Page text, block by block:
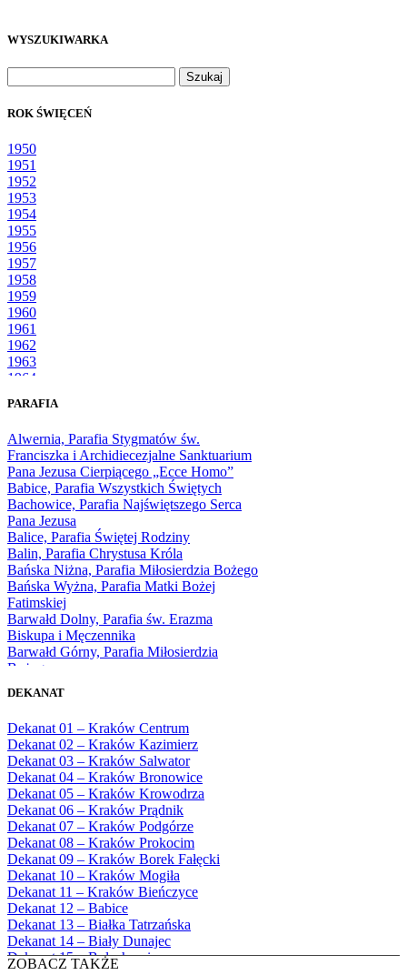
WYSZUKIWARKA
ROK ŚWIĘCEŃ
1950
1951
1952
1953
1954
1955
1956
1957
1958
1959
1960
1961
1962
1963
1964
1966
1968
1969
1970
1971
1972
1973
1974
1975
1976
1977
1978
1979
1980
1981
1983
1985
1986
1987
1988
1989
1990
1991
1992
1993
1994
1995
1996
1997
1998
1999
2000
PARAFIA
Alwernia, Parafia Stygmatów św.
Franciszka i Archidiecezjalne Sanktuarium
Pana Jezusa Cierpiącego „Ecce Homo”
Babice, Parafia Wszystkich Świętych
Bachowice, Parafia Najświętszego Serca
Pana Jezusa
Balice, Parafia Świętej Rodziny
Balin, Parafia Chrystusa Króla
Bańska Niżna, Parafia Miłosierdzia Bożego
Bańska Wyżna, Parafia Matki Bożej
Fatimskiej
Barwałd Dolny, Parafia św. Erazma
Biskupa i Męczennika
Barwałd Górny, Parafia Miłosierdzia
Bożego
Bęczarka, Parafia Matki Boskiej
Będkowice, Parafia Najświętszej Maryi
Panny Królowej
Białka Górna, Parafia Matki Bożej
Królowej Rodzin
Białka Tatrzańska, Parafia Świętych
Apostołów Szymona i Judy Tadeusza
Biały Dunajec, Parafia Matki Bożej
Królowej Aniołów
Biały Kościół, Parafia św. Mikołaja
Bibice, Parafia Matki Bożej Nieustającej
Pomocy
Bieńkówka, Parafia Przenajświętszej Trójcy
Biertowice, Parafia Matki Bożej
Różańcowej
Biórków Wielki, Parafia Wniebowzięcia
DEKANAT
Dekanat 01 – Kraków Centrum
Dekanat 02 – Kraków Kazimierz
Dekanat 03 – Kraków Salwator
Dekanat 04 – Kraków Bronowice
Dekanat 05 – Kraków Krowodrza
Dekanat 06 – Kraków Prądnik
Dekanat 07 – Kraków Podgórze
Dekanat 08 – Kraków Prokocim
Dekanat 09 – Kraków Borek Fałęcki
Dekanat 10 – Kraków Mogiła
Dekanat 11 – Kraków Bieńczyce
Dekanat 12 – Babice
Dekanat 13 – Białka Tatrzańska
Dekanat 14 – Biały Dunajec
Dekanat 15 – Bolechowice
ZOBACZ TAKŻE